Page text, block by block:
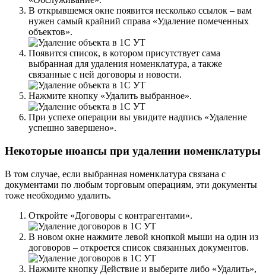
В открывшемся окне появится несколько ссылок – вам
нужен самый крайний справа «Удаление помеченных
объектов».
Появится список, в котором присутствует сама
выбранная для удаления номенклатура, а также
связанные с ней договоры и новости.
Нажмите кнопку «Удалить выбранное».
При успехе операции вы увидите надпись «Удаление
успешно завершено».
Некоторые нюансы при удалении номенклатуры
В том случае, если выбранная номенклатура связана с
документами по любым торговым операциям, эти документы
тоже необходимо удалить.
Откройте «Договоры с контрагентами».
В новом окне нажмите левой кнопкой мыши на один из
договоров – откроется список связанных документов.
Нажмите кнопку Действие и выберите либо «Удалить»,